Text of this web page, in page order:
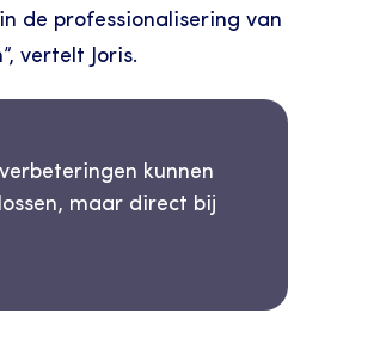
de professionalisering van
vertelt Joris.
kunnen
maar direct bij